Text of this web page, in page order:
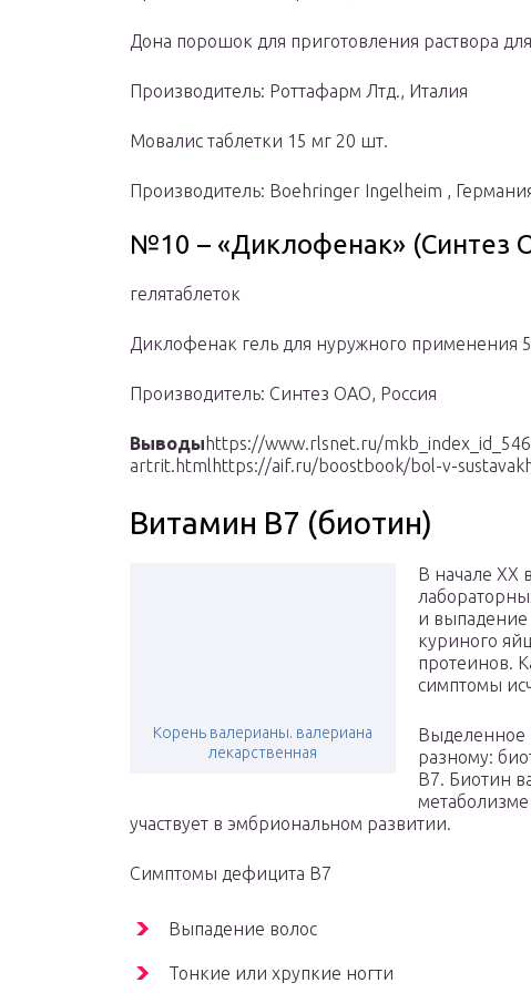
Дона порошок для приготовления раствора
Производитель: Роттафарм Лтд., Италия
Мовалис таблетки 15 мг 20 шт.
Производитель: Boehringer Ingelheim ,
№10 – «Диклофенак» (Синтез
гелятаблеток
Диклофенак гель для нуружного применения
Производитель: Синтез ОАО, Россия
Выводы https://www.rlsnet.ru/
artrit.htmlhttps://aif.ru/boostbook/bol-v-
Витамин B7 (биотин)
Корень валерианы. валериана
лекарственная
В начале XX
и
куриного
протеинов.
симптомы
Выделенное
разному:
B7. Биотин
участвует в эмбриональном развитии.
Симптомы дефицита B7
Выпадение волос
Тонкие или хрупкие ногти